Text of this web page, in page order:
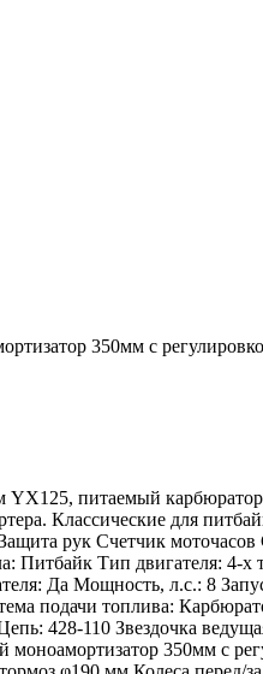
350мм с
питаемый
Классические для
рук Счетчик моточасов
Питбайк Тип двигателя:
Да Мощность, л.с.: 8
подачи топлива:
428-110 Звездочка
моноамортизатор 350мм с